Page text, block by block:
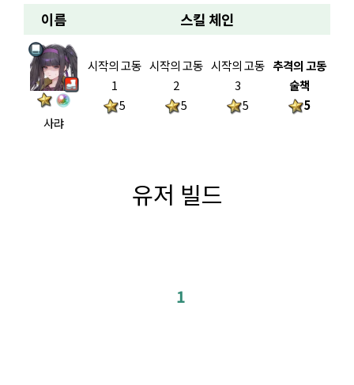
이름 스킬 체인
사랴
시작의 고동
1
5
시작의 고동
2
5
시작의 고동
3
5
추격의 고동
술책
5
유저 빌드
1